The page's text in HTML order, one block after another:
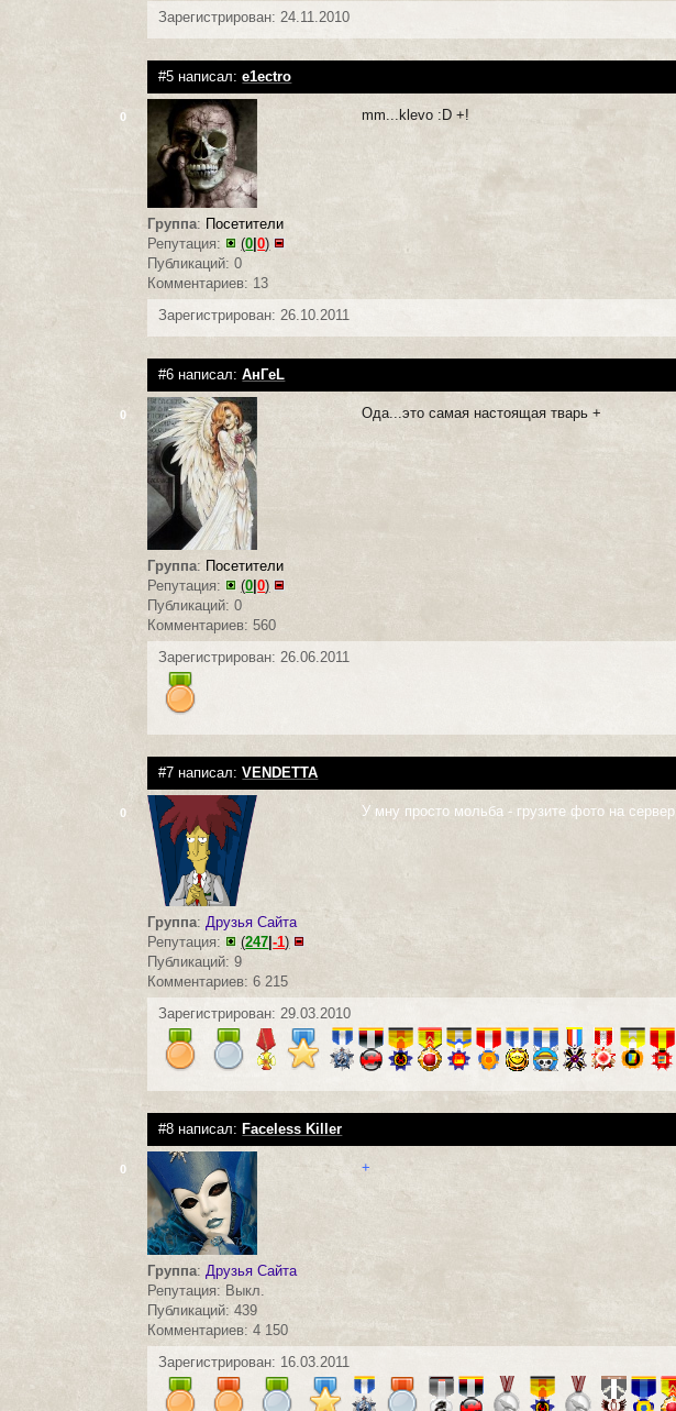
Зарегистрирован: 24.11.2010
#5 написал:e1ectro
0
Группа: Посетители
Репутация:
(0 |0)
Публикаций: 0
Комментариев: 13
mm...klevo :D +!
Зарегистрирован: 26.10.2011
#6 написал:АнГeL
0
Группа: Посетители
Репутация:
(0|0)
Публикаций: 0
Комментариев: 560
Ода...это самая настоящая тварь +
Зарегистрирован: 26.06.2011
#7 написал:VENDETTA
0
Группа: Друзья Сайта
Репутация:
(247|-1)
Публикаций: 9
Комментариев: 6 215
У мну просто мольба - грузите фото на сервер
Зарегистрирован: 29.03.2010
#8 написал:Faceless Killer
0
Группа: Друзья Сайта
Репутация: Выкл.
Публикаций: 439
Комментариев: 4 150
+
Зарегистрирован: 16.03.2011